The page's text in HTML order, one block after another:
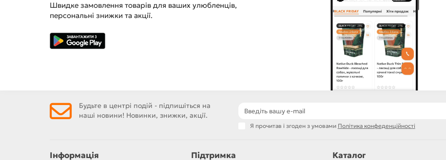
Швидке замовлення товарів для ваших улюбленців,
персональні знижки та акції.
Будьте в центрі подій - підпишіться на
наші новини! Новинки, знижки, акції.
Я прочитав і згоден з умовами Політика конфеденційності
Інформація Підтримка Каталог